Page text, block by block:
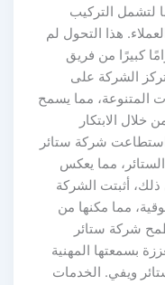
لتشمل التركيب
هذا التحول لم
كبيرًا من فريق
الشركة على
المتنوعة، مما يسمح
الابتكار
استطاعت شركة ستائر
مما يعكس
ذلك، أثبتت الشركة
مما مكنها من
شركة ستائر
بسمعتها المهنية
ويفي. الخدمات